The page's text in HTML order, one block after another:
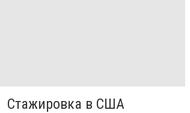
Стажировка в США